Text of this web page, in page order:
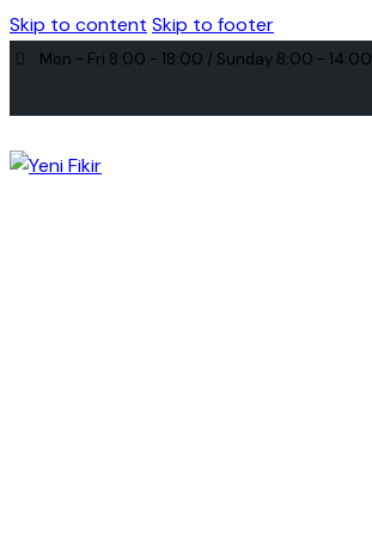
Skip to content Skip to footer
Mon - Fri 8:00 - 18:00 / Sunday 8:00 - 14:00